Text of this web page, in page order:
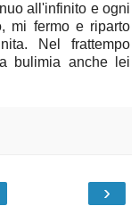
all'infinito e ogni
mi fermo e riparto
Nel frattempo
bulimia anche lei
›